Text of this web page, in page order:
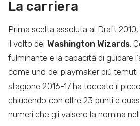
La carriera
Prima scelta assoluta al Draft
il volto dei Washington Wizards.
fulminante e la capacità di guidare
come uno dei playmaker più temuti
stagione 2016-17 ha toccato il
chiudendo con oltre 23 punti e
numeri che gli valsero la nomina